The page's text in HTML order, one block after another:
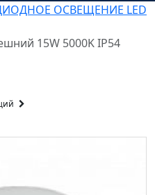
ОСВЕЩЕНИЕ LED
15W 5000K IP54